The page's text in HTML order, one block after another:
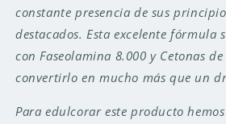
constante presencia de sus
destacados. Esta excelente fórmula
con Faseolamina 8.000 y Cetonas
convertirlo en mucho más que un
Para edulcorar este producto